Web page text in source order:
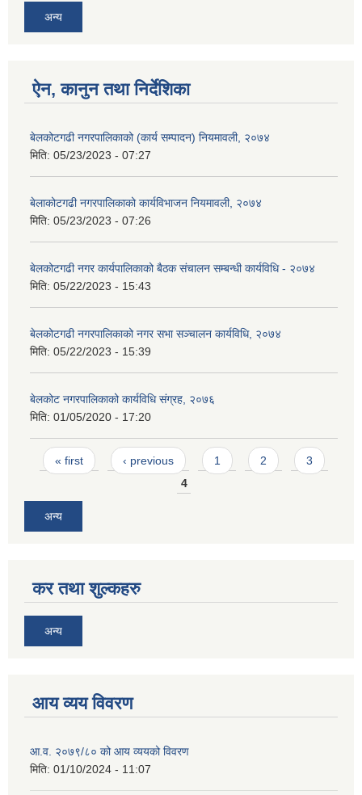
अन्य
ऐन, कानुन तथा निर्देशिका
बेलकोटगढी नगरपालिकाको (कार्य सम्पादन) नियमावली, २०७४
मिति: 05/23/2023 - 07:27
बेलाकोटगढी नगरपालिकाको कार्यविभाजन नियमावली, २०७४
मिति: 05/23/2023 - 07:26
बेलकोटगढी नगर कार्यपालिकाको बैठक संचालन सम्बन्धी कार्यविधि - २०७४
मिति: 05/22/2023 - 15:43
बेलकोटगढी नगरपालिकाको नगर सभा सञ्चालन कार्यविधि, २०७४
मिति: 05/22/2023 - 15:39
बेलकोट नगरपालिकाको कार्यविधि संग्रह, २०७६
मिति: 01/05/2020 - 17:20
Pages
« first ‹ previous 1 2
3
4
अन्य
कर तथा शुल्कहरु
अन्य
आय व्यय विवरण
आ.व. २०७९/८० को आय व्ययको विवरण
मिति: 01/10/2024 - 11:07